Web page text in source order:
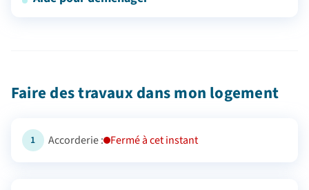
Faire des travaux dans mon logement
1 Accorderie : Fermé à cet instant